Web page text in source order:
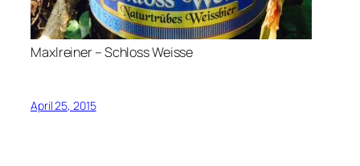
Maxlreiner – Schloss Weisse
April 25, 2015